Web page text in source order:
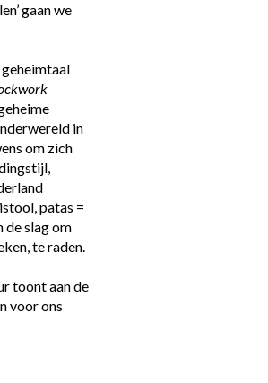
gaan we
in
om zich
patas =
de slag om
te raden.
toont aan de
voor ons